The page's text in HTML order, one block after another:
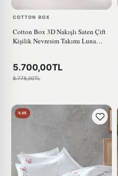
COTTON BOX
Cotton Box 3D Nakışlı Saten Çift
Kişilik Nevresim Takımı Luna
5.700,00TL
8.778,00TL
%35